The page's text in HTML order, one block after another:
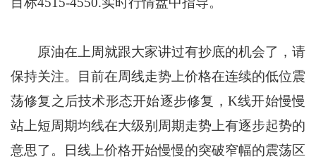
原油在上周就跟大家讲过有抄底的机会了，请
保持关注。目前在周线走势上价格在连续的低位震
荡修复之后技术形态开始逐步修复，K线开始慢慢
站上短周期均线在大级别周期走势上有逐步起势的
意思了。日线上价格开始慢慢的突破窄幅的震荡区